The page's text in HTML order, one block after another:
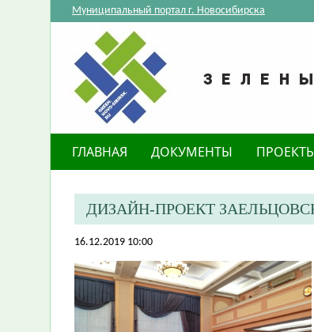
Муниципальный портал г. Новосибирска
ГЛАВНАЯ ДОКУМЕНТЫ
ДИЗАЙН-ПРОЕКТ
16.12.2019 10:00